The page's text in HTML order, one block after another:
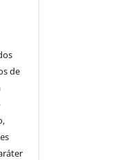
de